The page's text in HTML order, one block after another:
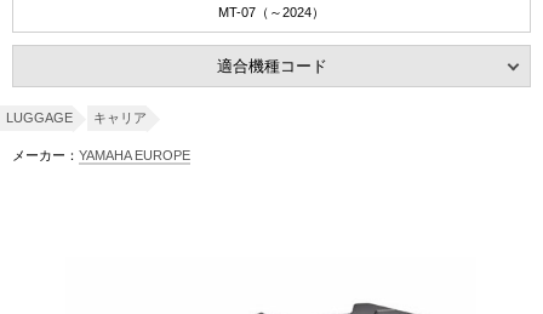
MT-07（～2024）
適合機種コード
LUGGAGE キャリア
メーカー： YAMAHA EUROPE